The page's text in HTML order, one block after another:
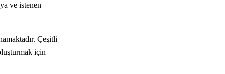
ve istenen
Çeşitli
için